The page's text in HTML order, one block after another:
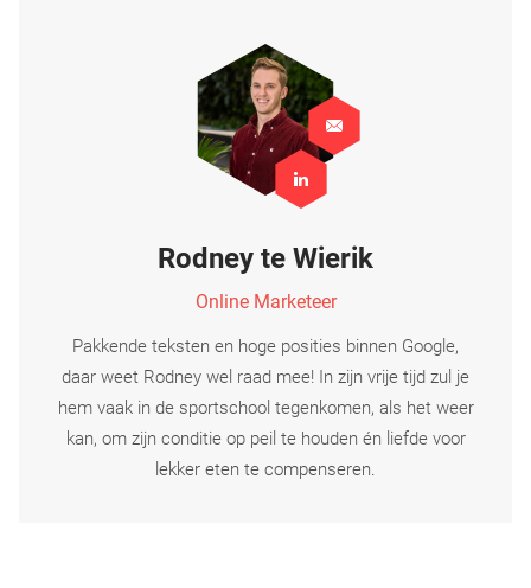
Rodney te Wierik
Online Marketeer
Pakkende teksten en hoge posities binnen Google,
daar weet Rodney wel raad mee! In zijn vrije tijd zul je
hem vaak in de sportschool tegenkomen, als het weer
kan, om zijn conditie op peil te houden én liefde voor
lekker eten te compenseren.